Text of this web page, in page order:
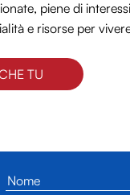
piene di
e risorse per
TU